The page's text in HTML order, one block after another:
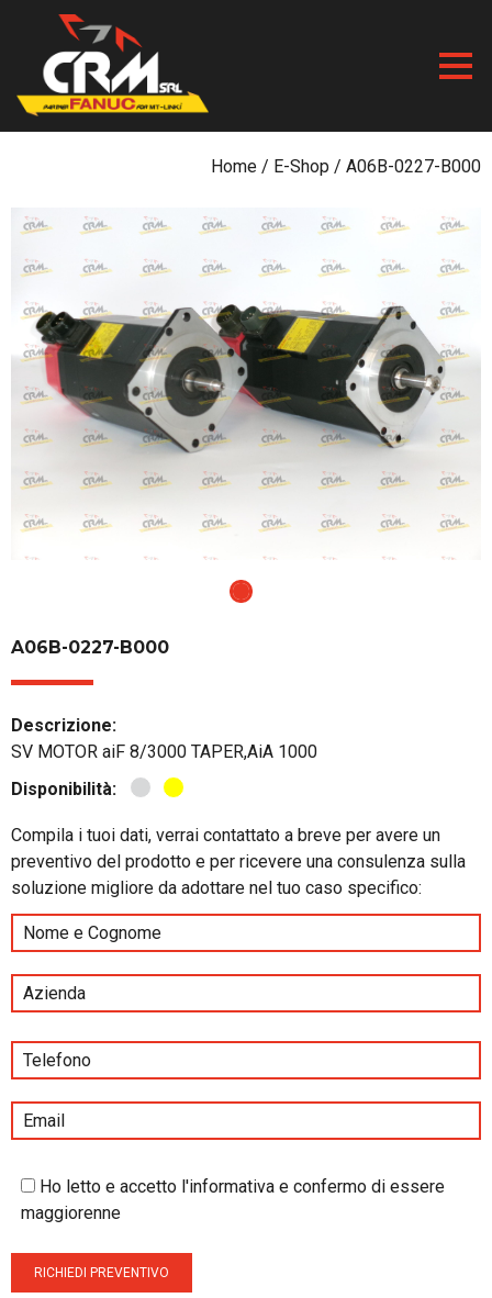
content
Home / E-Shop / A06B-0227-B000
A06B-0227-B000
Descrizione:
SV MOTOR aiF 8/3000 TAPER,AiA 1000
Disponibilità:
Compila i tuoi dati, verrai contattato a breve per avere un
preventivo del prodotto e per ricevere una consulenza sulla
soluzione migliore da adottare nel tuo caso specifico:
Ho letto e accetto l'informativa e confermo di essere
maggiorenne